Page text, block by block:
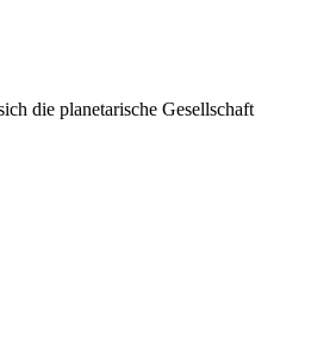
die planetarische Gesellschaft